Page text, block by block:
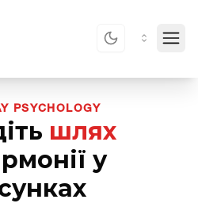
PSYCHOLOGY
шлях
у